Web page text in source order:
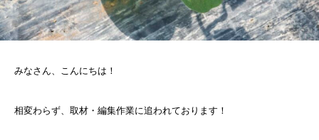
みなさん、こんにちは！
相変わらず、取材・編集作業に追われております！